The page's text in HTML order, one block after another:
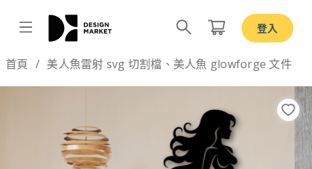
登入
首頁 美人魚雷射 svg 切割檔、美人魚 glowforge 文件